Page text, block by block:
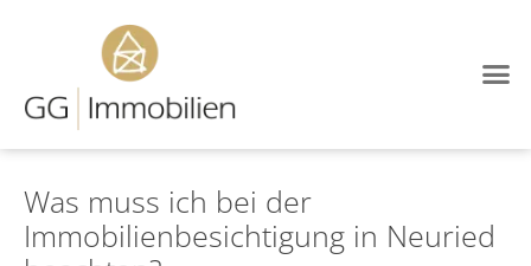
Was muss ich bei der
Immobilienbesichtigung in Neuried